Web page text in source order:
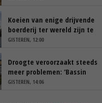
Koeien van enige drijvende
boerderij ter wereld zijn te
koop
GISTEREN, 12:00
Droogte veroorzaakt steeds
meer problemen: ‘Bassin
afgelopen week al leeg’
GISTEREN, 14:06